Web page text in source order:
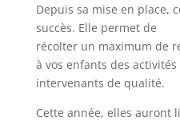
Depuis sa mise en place,
succès. Elle permet de
récolter un maximum de
à vos enfants des
intervenants de qualité.
Cette année, elles auront